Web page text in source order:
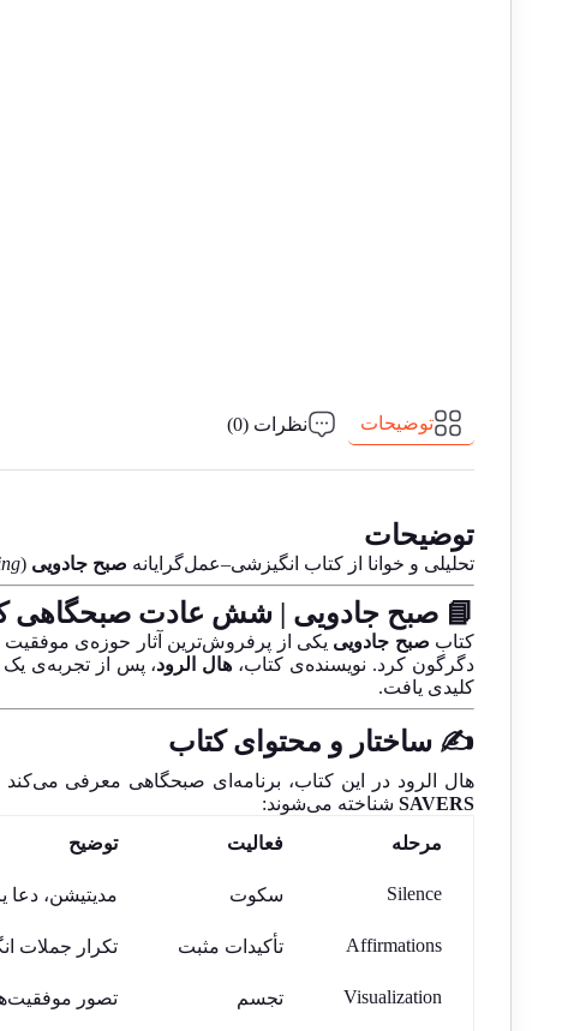
توضیحات نظرات (0)
توضیحات
تحلیلی و خوانا از کتاب انگیزشی–عمل‌گرایانه صبح جادویی (
📘 صبح جادویی | شش عادت صبحگاهی
کتاب صبح جادویی یکی از پرفروش‌ترین آثار حوزه‌ی
دگرگون کرد. نویسنده‌ی کتاب، هال الرود، پس از تجربه‌ی
کلیدی یافت.
✍️ ساختار و محتوای کتاب
هال الرود در این کتاب، برنامه‌ای صبحگاهی معرفی می‌کند
SAVERS شناخته می‌شوند:
مرحله
فعالیت توضیح
Silence سکوت مدیتیشن، دعا
Affirmations تأکیدات مثبت تکرار جملات
Visualization تجسم تصور